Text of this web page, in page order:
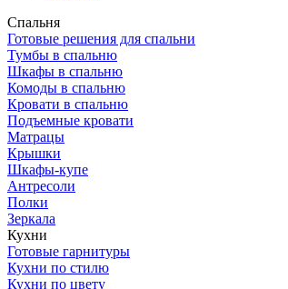
Спальня
Готовые решения для спальни
Тумбы в спальню
Шкафы в спальню
Комоды в спальню
Кровати в спальню
Подъемные кровати
Матрацы
Крышки
Шкафы-купе
Антресоли
Полки
Зеркала
Кухни
Готовые гарнитуры
Кухни по стилю
Кухни по цвету